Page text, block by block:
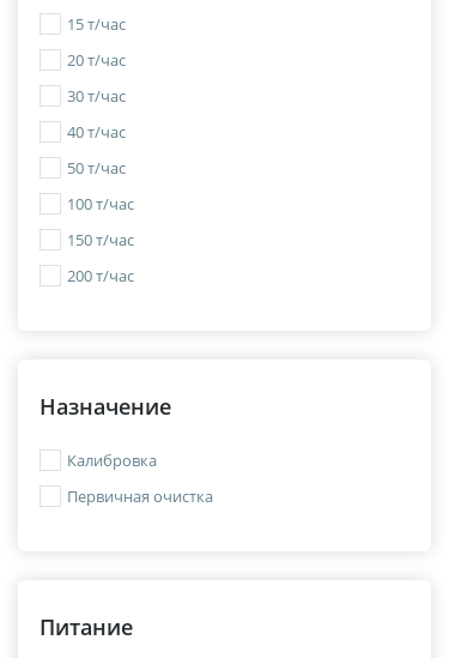
15 т/час
20 т/час
30 т/час
40 т/час
50 т/час
100 т/час
150 т/час
200 т/час
Назначение
Калибровка
Первичная очистка
Питание